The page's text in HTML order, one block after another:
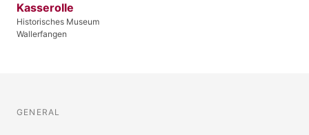
Kasserolle
Historisches Museum
Wallerfangen
GENERAL